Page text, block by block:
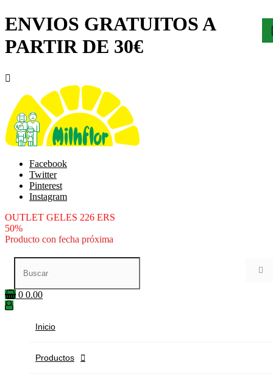
ENVIOS GRATUITOS A
PARTIR DE 30€

Facebook
Twitter
Pinterest
Instagram
OUTLET GELES 226 ERS
50%
Producto con fecha próxima

0 0.00
Inicio
Productos 